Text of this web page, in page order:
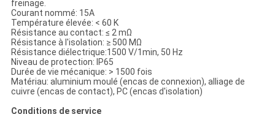
freinage.
Courant nommé: 15A
Température élevée: < 60 K
Résistance au contact: ≤ 2 mΩ
Résistance à l'isolation: ≥ 500 MΩ
Résistance diélectrique:1500 V/1min, 50 Hz
Niveau de protection: IP65
Durée de vie mécanique: > 1500 fois
Matériau: aluminium moulé (encas de connexion), alliage de
cuivre (encas de contact), PC (encas d'isolation)
Conditions de service